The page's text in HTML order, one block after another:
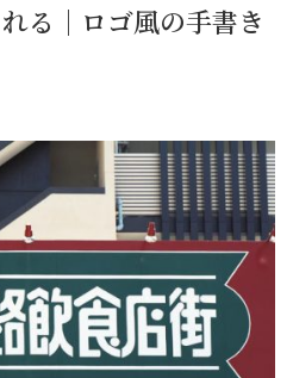
る｜ロゴ風の手書き